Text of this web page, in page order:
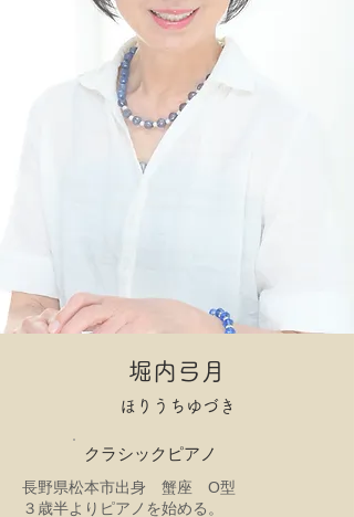
​堀内弓月
​ほりうちゆづき
クラシックピアノ
長野県松本市出身 蟹座 O型
３歳半よりピアノを始める。